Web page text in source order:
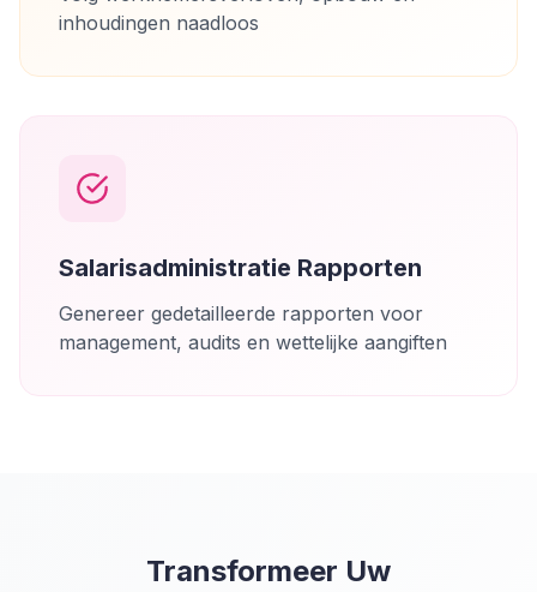
inhoudingen naadloos
Salarisadministratie Rapporten
Genereer gedetailleerde rapporten voor
management, audits en wettelijke aangiften
Transformeer Uw